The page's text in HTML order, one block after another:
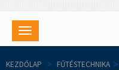
Toggle
navigation
KEZDŐLAP > FŰTÉSTECHNIKA >